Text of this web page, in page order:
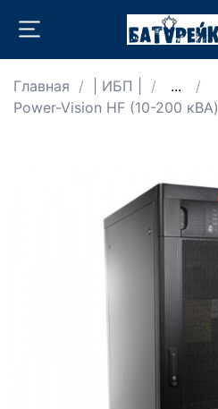
Главная | ИБП |
...
Power-Vision HF (10-200 кВА)